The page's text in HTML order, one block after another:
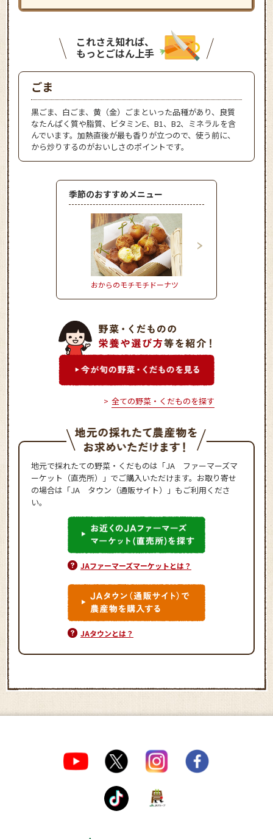
これさえ知れば、
もっとごはん上手
ごま
黒ごま、白ごま、黄（金）ごまといった品種があり、良質
なたんぱく質や脂質、ビタミンE、B1、B2、ミネラルを含
んでいます。加熱直後が最も香りが立つので、使う前に、
から炒りするのがおいしさのポイントです。
季節のおすすめメニュー
おからのモチモチドーナツ
とうもろこしとハムの
風炒めごはん
全ての野菜・くだものを探す
地元で採れたての野菜・くだものは「JA ファーマーズマ
ーケット（直売所）」でご購入いただけます。お取り寄せ
の場合は「JA タウン（通販サイト）」もご利用くださ
い。
JAファーマーズマーケットとは？
JAタウンとは？